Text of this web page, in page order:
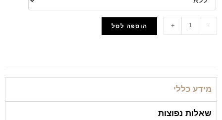
-
+ הוספה לסל
מידע כללי
שאלות נפוצות